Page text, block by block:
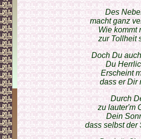
Des
macht ganz
Wie kommt
zur Tollheit
Doch Du
Du
Erscheint
dass er Dir
Durch
zu lauter'm
Dein
dass selbst der